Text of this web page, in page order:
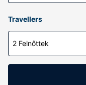
Travellers
2 Felnőttek